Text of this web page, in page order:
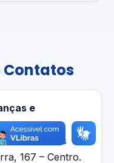
Contatos
e
Silva Dantas
167 – Centro.